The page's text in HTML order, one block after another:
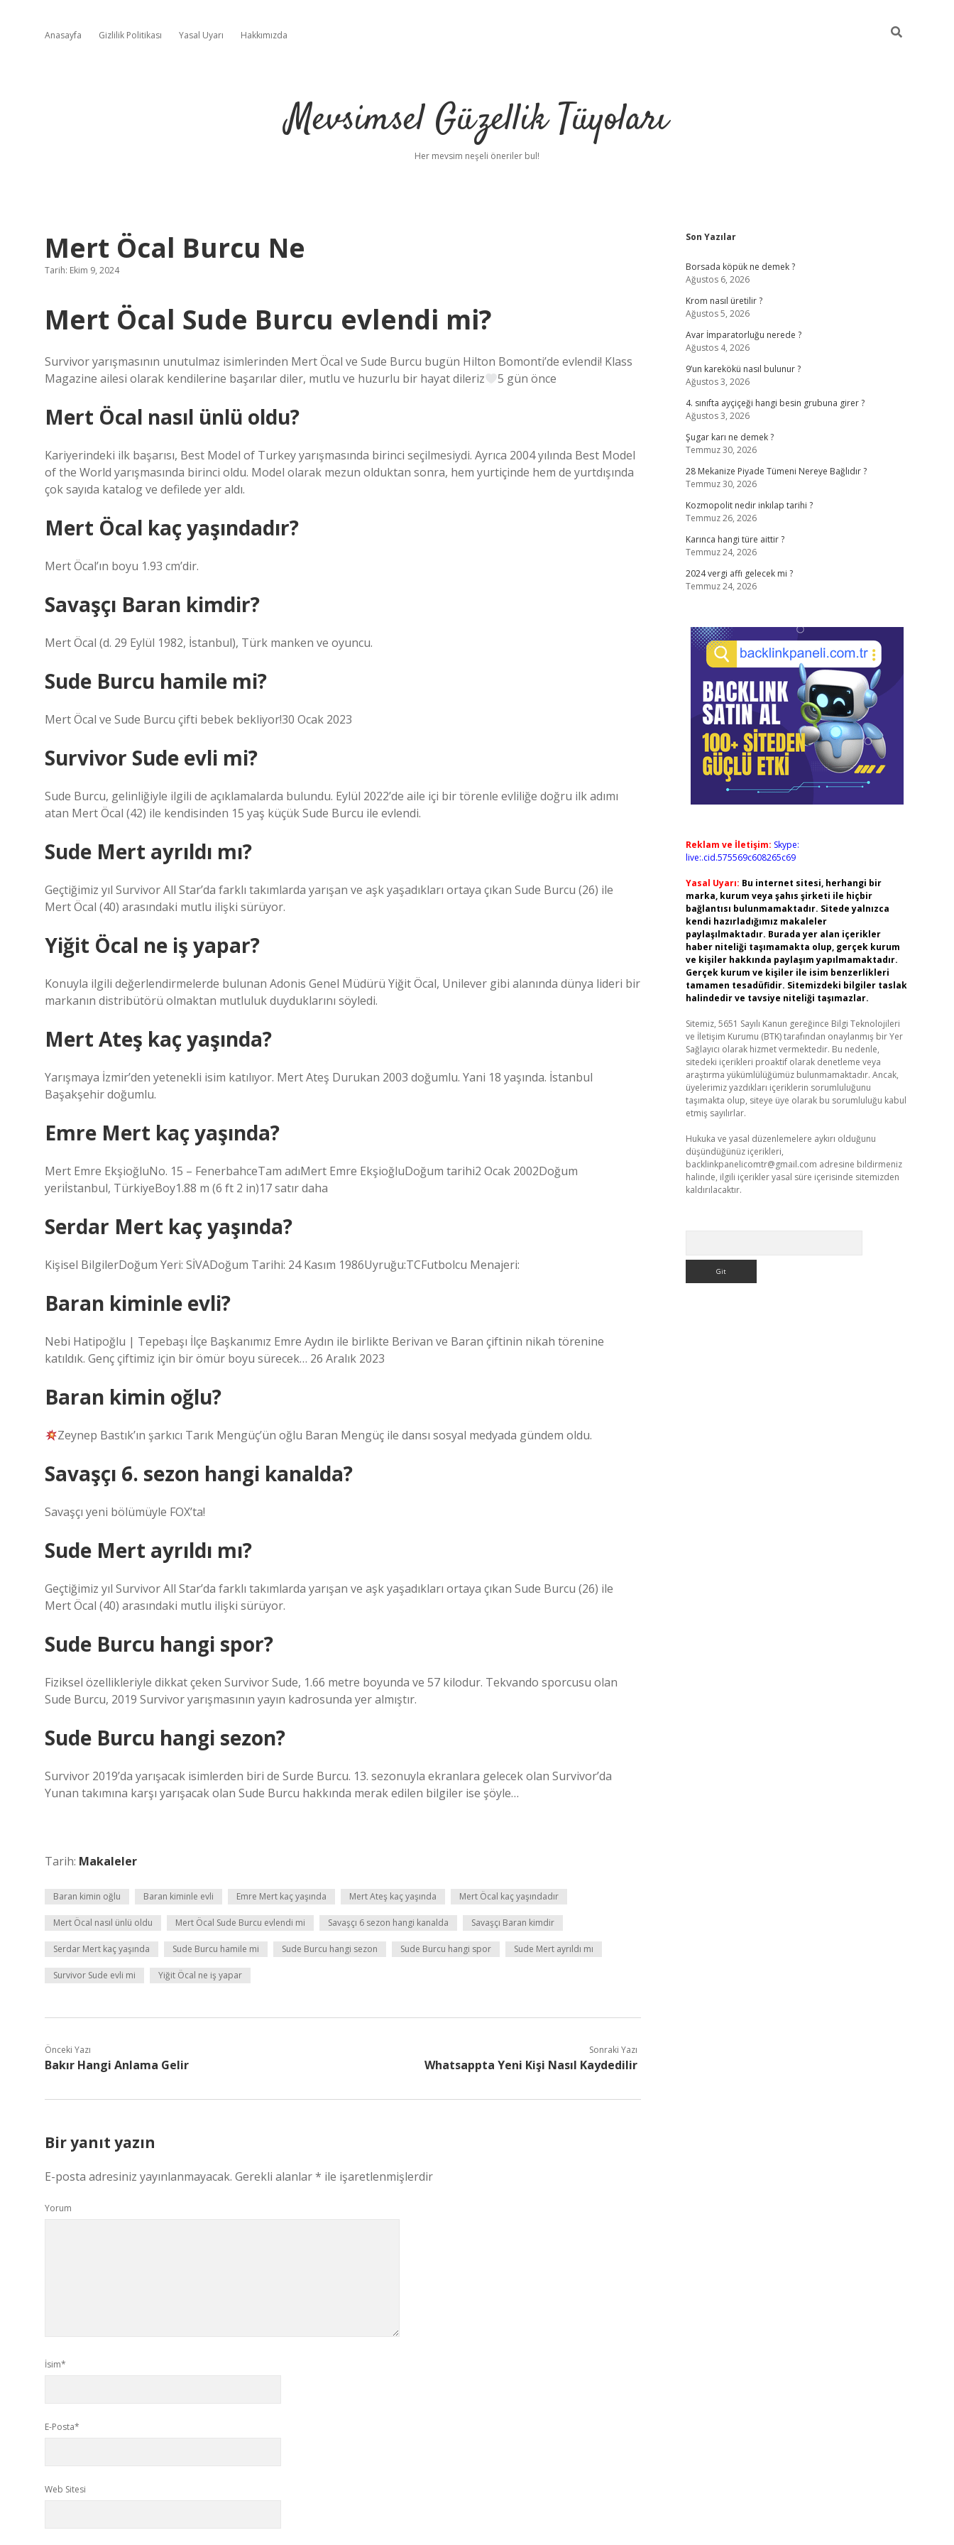
Anasayfa Gizlilik Politikası Yasal Uyarı Hakkımızda
Mevsimsel Güzellik Tüyoları
Her mevsim neşeli öneriler bul!
Mert Öcal Burcu Ne
Tarih: Ekim 9, 2024
Mert Öcal Sude Burcu evlendi mi?
Survivor yarışmasının unutulmaz isimlerinden Mert Öcal ve Sude Burcu bugün Hilton Bomonti’de evlendi! Klass
Magazine ailesi olarak kendilerine başarılar diler, mutlu ve huzurlu bir hayat dileriz
5 gün önce
Mert Öcal nasıl ünlü oldu?
Kariyerindeki ilk başarısı, Best Model of Turkey yarışmasında birinci seçilmesiydi. Ayrıca 2004 yılında Best Model
of the World yarışmasında birinci oldu. Model olarak mezun olduktan sonra, hem yurtiçinde hem de yurtdışında
çok sayıda katalog ve defilede yer aldı.
Mert Öcal kaç yaşındadır?
Mert Öcal’ın boyu 1.93 cm’dir.
Savaşçı Baran kimdir?
Mert Öcal (d. 29 Eylül 1982, İstanbul), Türk manken ve oyuncu.
Sude Burcu hamile mi?
Mert Öcal ve Sude Burcu çifti bebek bekliyor!30 Ocak 2023
Survivor Sude evli mi?
Sude Burcu, gelinliğiyle ilgili de açıklamalarda bulundu. Eylül 2022’de aile içi bir törenle evliliğe doğru ilk adımı
atan Mert Öcal (42) ile kendisinden 15 yaş küçük Sude Burcu ile evlendi.
Sude Mert ayrıldı mı?
Geçtiğimiz yıl Survivor All Star’da farklı takımlarda yarışan ve aşk yaşadıkları ortaya çıkan Sude Burcu (26) ile
Mert Öcal (40) arasındaki mutlu ilişki sürüyor.
Yiğit Öcal ne iş yapar?
Konuyla ilgili değerlendirmelerde bulunan Adonis Genel Müdürü Yiğit Öcal, Unilever gibi alanında dünya lideri bir
markanın distribütörü olmaktan mutluluk duyduklarını söyledi.
Mert Ateş kaç yaşında?
Yarışmaya İzmir’den yetenekli isim katılıyor. Mert Ateş Durukan 2003 doğumlu. Yani 18 yaşında. İstanbul
Başakşehir doğumlu.
Emre Mert kaç yaşında?
Mert Emre EkşioğluNo. 15 – FenerbahceTam adıMert Emre EkşioğluDoğum tarihi2 Ocak 2002Doğum
yeriİstanbul, TürkiyeBoy1.88 m (6 ft 2 in)17 satır daha
Serdar Mert kaç yaşında?
Kişisel BilgilerDoğum Yeri: SİVADoğum Tarihi: 24 Kasım 1986Uyruğu:TCFutbolcu Menajeri:
Baran kiminle evli?
Nebi Hatipoğlu | Tepebaşı İlçe Başkanımız Emre Aydın ile birlikte Berivan ve Baran çiftinin nikah törenine
katıldık. Genç çiftimiz için bir ömür boyu sürecek… 26 Aralık 2023
Baran kimin oğlu?
Zeynep Bastık’ın şarkıcı Tarık Mengüç’ün oğlu Baran Mengüç ile dansı sosyal medyada gündem oldu.
Savaşçı 6. sezon hangi kanalda?
Savaşçı yeni bölümüyle FOX’ta!
Sude Mert ayrıldı mı?
Geçtiğimiz yıl Survivor All Star’da farklı takımlarda yarışan ve aşk yaşadıkları ortaya çıkan Sude Burcu (26) ile
Mert Öcal (40) arasındaki mutlu ilişki sürüyor.
Sude Burcu hangi spor?
Fiziksel özellikleriyle dikkat çeken Survivor Sude, 1.66 metre boyunda ve 57 kilodur. Tekvando sporcusu olan
Sude Burcu, 2019 Survivor yarışmasının yayın kadrosunda yer almıştır.
Sude Burcu hangi sezon?
Survivor 2019’da yarışacak isimlerden biri de Surde Burcu. 13. sezonuyla ekranlara gelecek olan Survivor’da
Yunan takımına karşı yarışacak olan Sude Burcu hakkında merak edilen bilgiler ise şöyle…
Tarih: Makaleler
Baran kimin oğlu Baran kiminle evli Emre Mert kaç yaşında Mert Ateş kaç yaşında Mert Öcal kaç yaşındadır
Mert Öcal nasıl ünlü oldu Mert Öcal Sude Burcu evlendi mi Savaşçı 6 sezon hangi kanalda Savaşçı Baran kimdir
Serdar Mert kaç yaşında Sude Burcu hamile mi Sude Burcu hangi sezon Sude Burcu hangi spor Sude Mert ayrıldı mı
Survivor Sude evli mi Yiğit Öcal ne iş yapar
Önceki Yazı
Bakır Hangi Anlama Gelir
Sonraki Yazı
Whatsappta Yeni Kişi Nasıl Kaydedilir
Bir yanıt yazın
E-posta adresiniz yayınlanmayacak. Gerekli alanlar* ile işaretlenmişlerdir
Yorum
İsim*
E-Posta*
Web Sitesi
Sidebar
Son Yazılar
Borsada köpük ne demek ?
Ağustos 6, 2026
Krom nasıl üretilir ?
Ağustos 5, 2026
Avar İmparatorluğu nerede ?
Ağustos 4, 2026
9’un karekökü nasıl bulunur ?
Ağustos 3, 2026
4. sınıfta ayçiçeği hangi besin grubuna girer ?
Ağustos 3, 2026
Şugar karı ne demek ?
Temmuz 30, 2026
28 Mekanize Piyade Tümeni Nereye Bağlıdır ?
Temmuz 30, 2026
Kozmopolit nedir inkılap tarihi ?
Temmuz 26, 2026
Karınca hangi türe aittir ?
Temmuz 24, 2026
2024 vergi affı gelecek mi ?
Temmuz 24, 2026
Reklam ve İletişim: Skype:
live:.cid.575569c608265c69
Yasal Uyarı: Bu internet sitesi, herhangi bir
marka, kurum veya şahıs şirketi ile hiçbir
bağlantısı bulunmamaktadır. Sitede yalnızca
kendi hazırladığımız makaleler
paylaşılmaktadır. Burada yer alan içerikler
haber niteliği taşımamakta olup, gerçek kurum
ve kişiler hakkında paylaşım yapılmamaktadır.
Gerçek kurum ve kişiler ile isim benzerlikleri
tamamen tesadüfidir. Sitemizdeki bilgiler taslak
halindedir ve tavsiye niteliği taşımazlar.
Sitemiz, 5651 Sayılı Kanun gereğince Bilgi Teknolojileri
ve İletişim Kurumu (BTK) tarafından onaylanmış bir Yer
Sağlayıcı olarak hizmet vermektedir. Bu nedenle,
sitedeki içerikleri proaktif olarak denetleme veya
araştırma yükümlülüğümüz bulunmamaktadır. Ancak,
üyelerimiz yazdıkları içeriklerin sorumluluğunu
taşımakta olup, siteye üye olarak bu sorumluluğu kabul
etmiş sayılırlar.
Hukuka ve yasal düzenlemelere aykırı olduğunu
düşündüğünüz içerikleri,
backlinkpanelicomtr@gmail.com adresine bildirmeniz
halinde, ilgili içerikler yasal süre içerisinde sitemizden
kaldırılacaktır.
hiltonbet girişilbet giriş yap